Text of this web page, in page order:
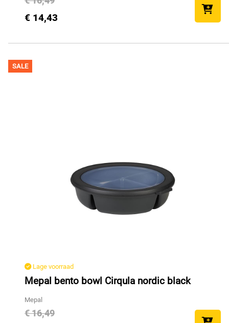
€ 14,43
SALE
Lage voorraad
Mepal bento bowl Cirqula nordic black
Mepal
€ 16,49